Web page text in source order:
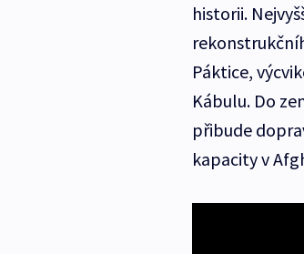
historii.
Páktice,
Kábulu. Do
přibude
kapacity v